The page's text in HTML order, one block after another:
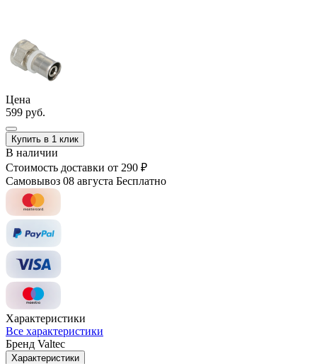
Цена
599 руб.
Купить в 1 клик
В наличии
Стоимость доставки от 290 ₽
Самовывоз 08 августа Бесплатно
Характеристики
Все характеристики
Бренд Valtec
Характеристики